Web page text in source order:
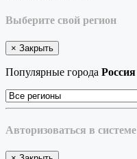
Выберите свой регион
× Закрыть
Популярные города Россия
Авторизоваться в системе